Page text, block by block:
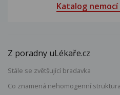
Katalog
Z poradny uLékaře.cz
Stále se zvětšující bradavka
Co znamená nehomogenní